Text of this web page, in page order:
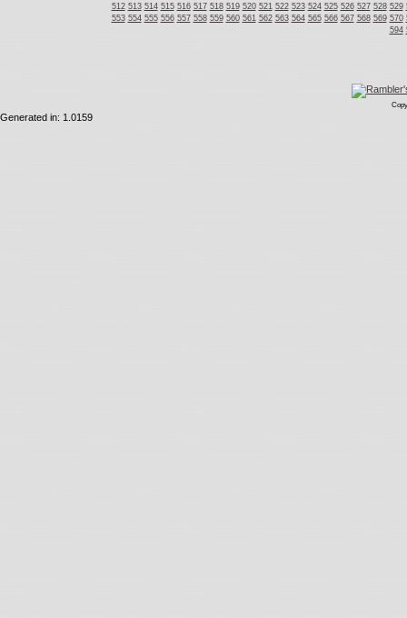
512 513 514 515 516 517 518 519 520 521 522 523 524 525 526 527 528 529
553 554 555 556 557 558 559 560 561 562 563 564 565 566 567 568 569 570
594
Generated in: 1.0159